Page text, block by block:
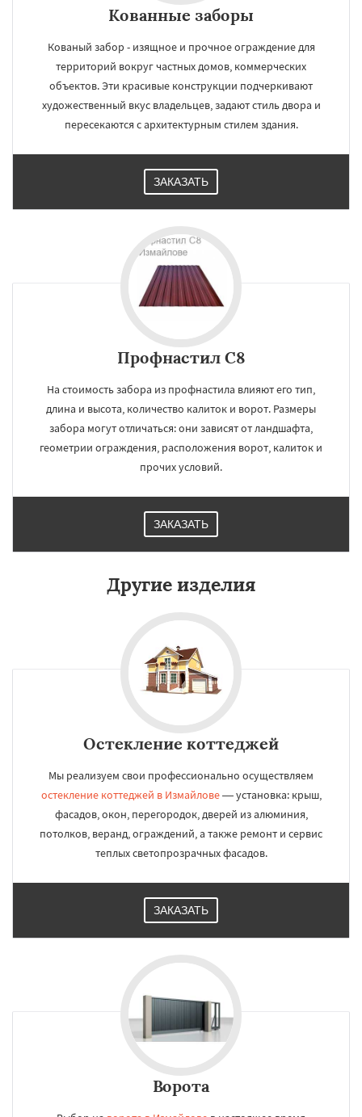
Кованные заборы
Кованый забор - изящное и прочное ограждение для
территорий вокруг частных домов, коммерческих
объектов. Эти красивые конструкции подчеркивают
художественный вкус владельцев, задают стиль двора и
пересекаются с архитектурным стилем здания.
ЗАКАЗАТЬ
Профнастил С8
На стоимость забора из профнастила влияют его тип,
длина и высота, количество калиток и ворот. Размеры
забора могут отличаться: они зависят от ландшафта,
геометрии ограждения, расположения ворот, калиток и
прочих условий.
ЗАКАЗАТЬ
Другие изделия
Остекление коттеджей
Мы реализуем свои профессионально осуществляем
остекление коттеджей в Измайлове— установка: крыш,
фасадов, окон, перегородок, дверей из алюминия,
потолков, веранд, ограждений, а также ремонт и сервис
теплых светопрозрачных фасадов.
ЗАКАЗАТЬ
Ворота